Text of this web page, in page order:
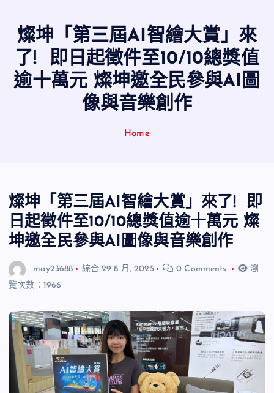
燦坤「第三屆AI智繪大賞」來
了! 即日起徵件至10/10總獎值
逾十萬元 燦坤邀全民參與AI圖
像與音樂創作
Home
燦坤「第三屆AI智繪大賞」來了! 即
日起徵件至10/10總獎值逾十萬元 燦
坤邀全民參與AI圖像與音樂創作
may23688 綜合 29 8 月, 2025 0 Comments
瀏
覽次數：1966